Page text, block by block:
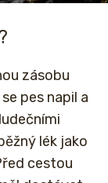
zásobu
pes napil a
lék jako
cestou